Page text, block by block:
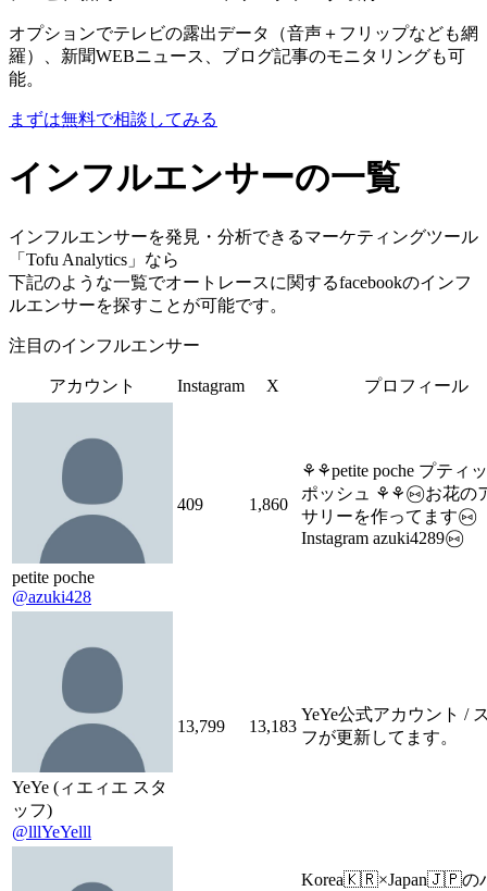
オプションでテレビの露出データ（音声＋フリップなども網
羅）、新聞WEBニュース、ブログ記事のモニタリングも可
能。
まずは無料で相談してみる
インフルエンサーの一覧
インフルエンサーを発見・分析できるマーケティングツール
「Tofu Analytics」なら
下記のような一覧でオートレースに関するfacebookのインフ
ルエンサーを探すことが可能です。
注目のインフルエンサー
アカウント Instagram X プロフィール
petite poche
@azuki428
409 1,860
⚘⚘petite poche プティ
ポッシュ ⚘⚘ ⑅⃝ お花の
サリーを作ってます ⑅⃝
Instagram azuki4289 ⑅⃝
YeYe (ィエィエ スタ
ッフ)
@lllYeYelll
13,799 13,183
YeYe公式アカウント /
フが更新してます。
Korea🇰🇷×Japan🇯🇵の